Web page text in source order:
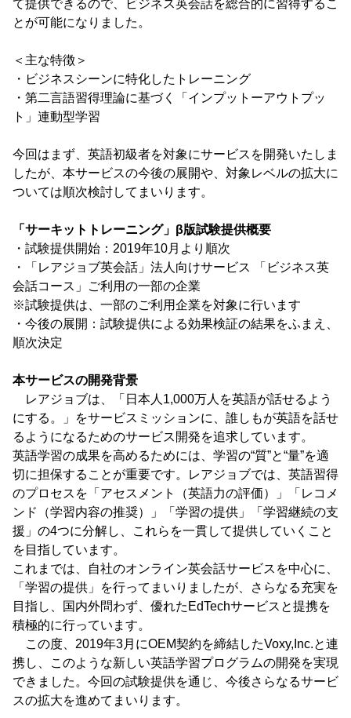
て提供できるので、ビジネス英会話を総合的に習得するこ
とが可能になりました。
＜主な特徴＞
・ビジネスシーンに特化したトレーニング
・第二言語習得理論に基づく「インプットーアウトプッ
ト」連動型学習
今回はまず、英語初級者を対象にサービスを開発いたしま
したが、本サービスの今後の展開や、対象レベルの拡大に
ついては順次検討してまいります。
「サーキットトレーニング」β版試験提供概要
・試験提供開始：2019年10月より順次
・「レアジョブ英会話」法人向けサービス 「ビジネス英
会話コース」ご利用の一部の企業
※試験提供は、一部のご利用企業を対象に行います
・今後の展開：試験提供による効果検証の結果をふまえ、
順次決定
本サービスの開発背景
レアジョブは、「日本人1,000万人を英語が話せるよう
にする。」をサービスミッションに、誰しもが英語を話せ
るようになるためのサービス開発を追求しています。
英語学習の成果を高めるためには、学習の“質”と“量”を適
切に担保することが重要です。レアジョブでは、英語習得
のプロセスを「アセスメント（英語力の評価）」「レコメ
ンド（学習内容の推奨）」「学習の提供」「学習継続の支
援」の4つに分解し、これらを一貫して提供していくこと
を目指しています。
これまでは、自社のオンライン英会話サービスを中心に、
「学習の提供」を行ってまいりましたが、さらなる充実を
目指し、国内外問わず、優れたEdTechサービスと提携を
積極的に行っています。
この度、2019年3月にOEM契約を締結したVoxy,Inc.と連
携し、このような新しい英語学習プログラムの開発を実現
できました。今回の試験提供を通じ、今後さらなるサービ
スの拡大を進めてまいります。